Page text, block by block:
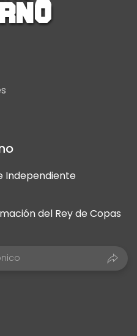
Independiente
del Rey de Copas